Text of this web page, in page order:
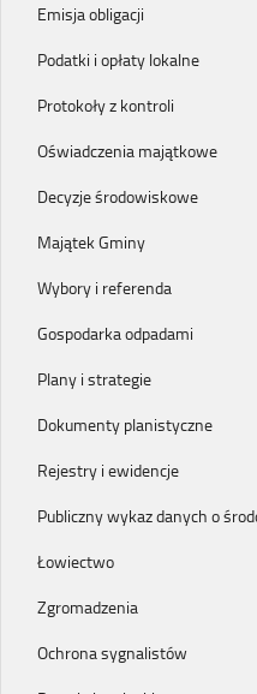
Emisja obligacji
Podatki i opłaty lokalne
Protokoły z kontroli
Oświadczenia majątkowe
Decyzje środowiskowe
Majątek Gminy
Wybory i referenda
Gospodarka odpadami
Plany i strategie
Dokumenty planistyczne
Rejestry i ewidencje
Publiczny wykaz danych o
Łowiectwo
Zgromadzenia
Ochrona sygnalistów